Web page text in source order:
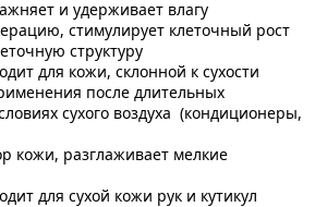
и удерживает влагу
стимулирует клеточный рост
структуру
для кожи, склонной к сухости
после длительных
сухого воздуха (кондиционеры,
кожи, разглаживает мелкие
для сухой кожи рук и кутикул